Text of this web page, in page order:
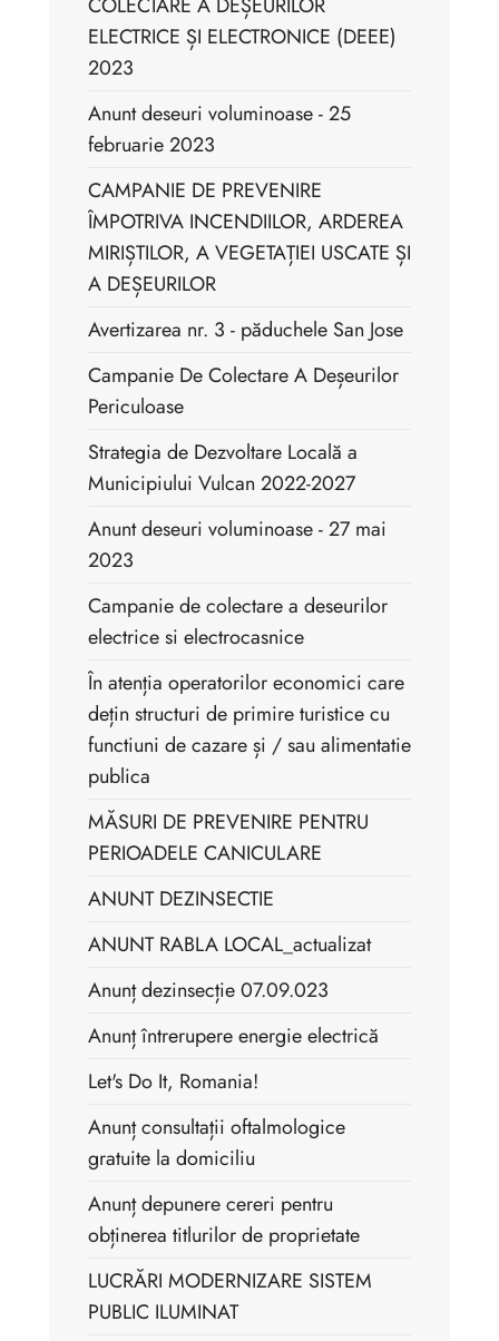
ELECTRICE ȘI ELECTRONICE (DEEE)
2023
Anunt deseuri voluminoase - 25
februarie 2023
CAMPANIE DE PREVENIRE
ÎMPOTRIVA INCENDIILOR, ARDEREA
MIRIȘTILOR, A VEGETAȚIEI USCATE ȘI
A DEȘEURILOR
Avertizarea nr. 3 - păduchele San Jose
Campanie De Colectare A Deșeurilor
Periculoase
Strategia de Dezvoltare Locală a
Municipiului Vulcan 2022-2027
Anunt deseuri voluminoase - 27 mai
2023
Campanie de colectare a deseurilor
electrice si electrocasnice
În atenția operatorilor economici care
dețin structuri de primire turistice cu
functiuni de cazare și / sau alimentatie
publica
MĂSURI DE PREVENIRE PENTRU
PERIOADELE CANICULARE
ANUNT DEZINSECTIE
ANUNT RABLA LOCAL_actualizat
Anunț dezinsecție 07.09.023
Anunț întrerupere energie electrică
Let's Do It, Romania!
Anunț consultații oftalmologice
gratuite la domiciliu
Anunț depunere cereri pentru
obținerea titlurilor de proprietate
LUCRĂRI MODERNIZARE SISTEM
PUBLIC ILUMINAT